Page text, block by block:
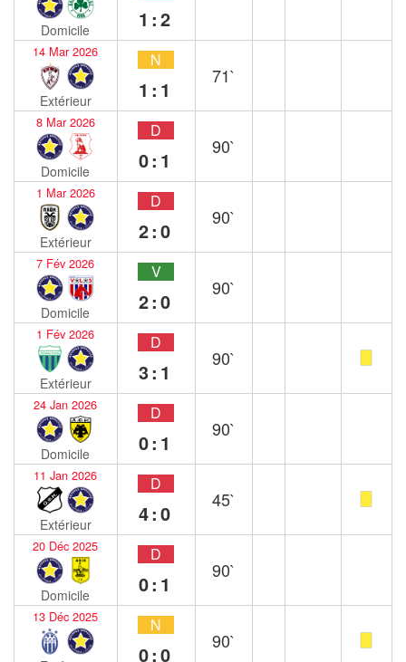
Domicile 1:2
14 Mar 2026
Extérieur
N
1:1
71`
8 Mar 2026
Domicile
D
0:1
90`
1 Mar 2026
Extérieur
D
2:0
90`
7 Fév 2026
Domicile
V
2:0
90`
1 Fév 2026
Extérieur
D
3:1
90`
24 Jan 2026
Domicile
D
0:1
90`
11 Jan 2026
Extérieur
D
4:0
45`
20 Déc 2025
Domicile
D
0:1
90`
13 Déc 2025 N
0:0
90`